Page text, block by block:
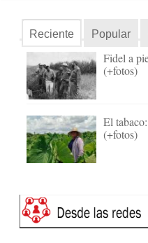
Reciente Popular
Fidel a
(+fotos)
El
(+fotos)